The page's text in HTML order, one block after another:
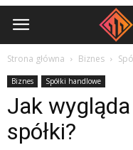
Aipuw.pl
Strona główna Biznes
Biznes Spółki handlowe
Jak wygląda
spółki?